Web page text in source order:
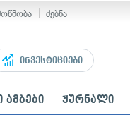
ძებნა
ინვესტიციები
ამბები ჟურნალი